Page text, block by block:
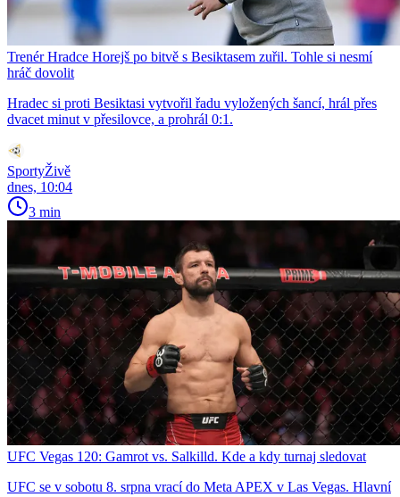
Trenér Hradce Horejš po bitvě s Besiktasem zuřil. Tohle si nesmí
hráč dovolit
Hradec si proti Besiktasi vytvořil řadu vyložených šancí, hrál přes
dvacet minut v přesilovce, a prohrál 0:1.
SportyŽivě
dnes, 10:04
3 min
UFC Vegas 120: Gamrot vs. Salkilld. Kde a kdy turnaj sledovat
UFC se v sobotu 8. srpna vrací do Meta APEX v Las Vegas. Hlavní